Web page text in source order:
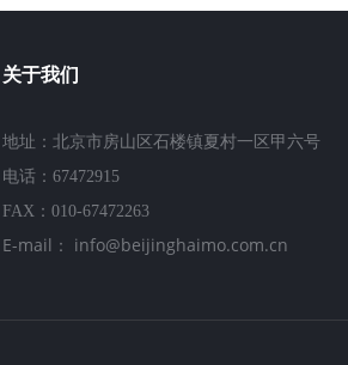
关于我们
地址：北京市房山区石楼镇夏村一区甲六号
电话：67472915
FAX：010-67472263
E-mail： info@beijinghaimo.com.cn